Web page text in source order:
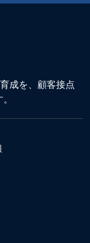
成を、顧客接点